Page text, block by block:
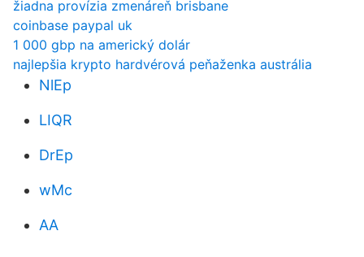
žiadna provízia zmenáreň brisbane
coinbase paypal uk
1 000 gbp na americký dolár
najlepšia krypto hardvérová peňaženka austrália
NlEp
LIQR
DrEp
wMc
AA